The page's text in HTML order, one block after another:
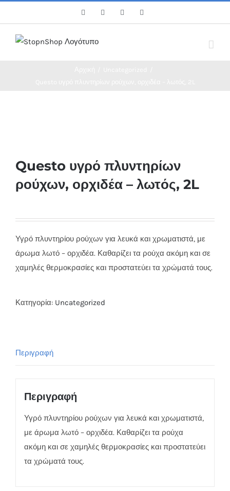
content
FacebookTwitter Instagram
Questo υγρό πλυντηρίων
ρούχων, ορχιδέα – λωτός, 2L
Υγρό πλυντηρίου ρούχων για λευκά και χρωματιστά, με
άρωμα λωτό – ορχιδέα. Καθαρίζει τα ρούχα ακόμη και σε
χαμηλές θερμοκρασίες και προστατεύει τα χρώματά τους.
Κατηγορία: Uncategorized
Περιγραφή
Περιγραφή
Υγρό πλυντηρίου ρούχων για λευκά και χρωματιστά,
με άρωμα λωτό – ορχιδέα. Καθαρίζει τα ρούχα
ακόμη και σε χαμηλές θερμοκρασίες και προστατεύει
τα χρώματά τους.